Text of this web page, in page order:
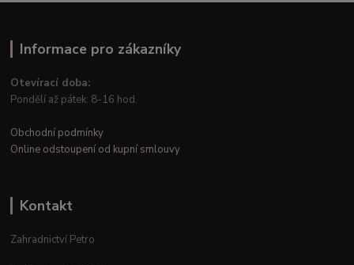
Informace pro zákazníky
Otevírací doba:
Pondělí až pátek: 8-16 hod.
Obchodní podmínky
Online odstoupení od kupní smlouvy
Kontakt
Zahradnictví Petro